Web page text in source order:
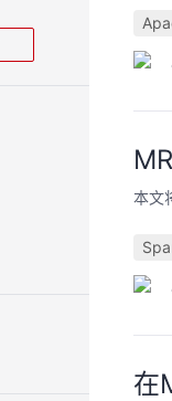
本文
在